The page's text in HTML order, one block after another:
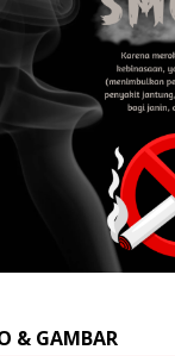
& GAMBAR